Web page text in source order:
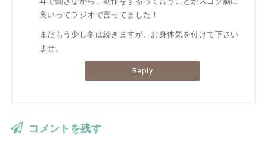
良いってラジオで言ってました！
まだもう少し冬は続きますが、お身体気を付けて下さい
ませ。
Reply
コメントを残す